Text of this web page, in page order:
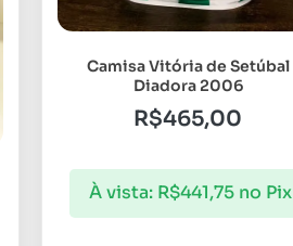
Camisa Vitória de Setúbal
Diadora 2006
R$465,00
À vista: R$441,75 no Pix